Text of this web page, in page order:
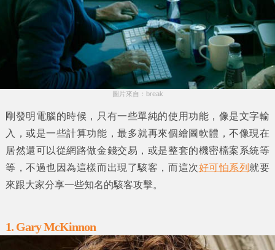
圖片來自：break
剛發明電腦的時候，只有一些單純的使用功能，像是文字輸
入，或是一些計算功能，最多就再來個繪圖軟體，不像現在
居然還可以從網路做金錢交易，或是整套的機密檔案系統等
等，不過也因為這樣而出現了駭客，而這次好可怕系列 就要
來跟大家分享一些知名的駭客攻擊。
1. Gary McKinnon